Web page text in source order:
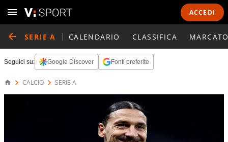
ACCEDI
SERIE A CALENDARIO CLASSIFICA
Seguici su: Google Discover Fonti preferite
CALCIO SERIE A